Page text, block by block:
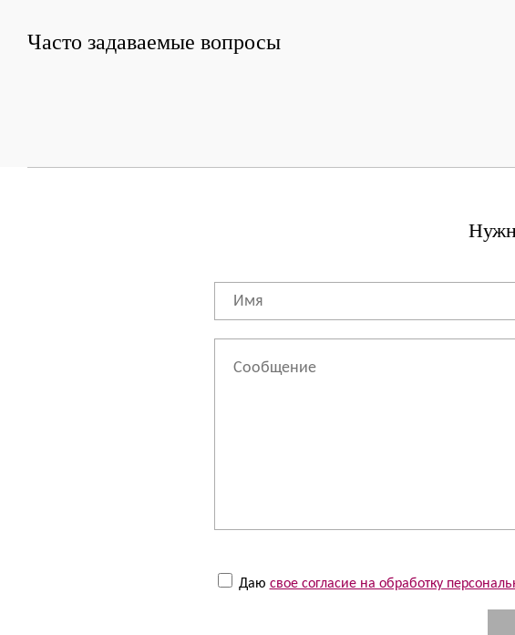
Часто задаваемые вопросы
Даю свое согласие на обработку